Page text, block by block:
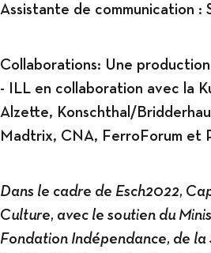
Assistante de communication :
Collaborations: Une
- ILL en collaboration avec la
Alzette, Konschthal/
Madtrix, CNA, FerroForum et
Dans le cadre de Esch2022,
Culture, avec le soutien du
Fondation Indépendance, de la